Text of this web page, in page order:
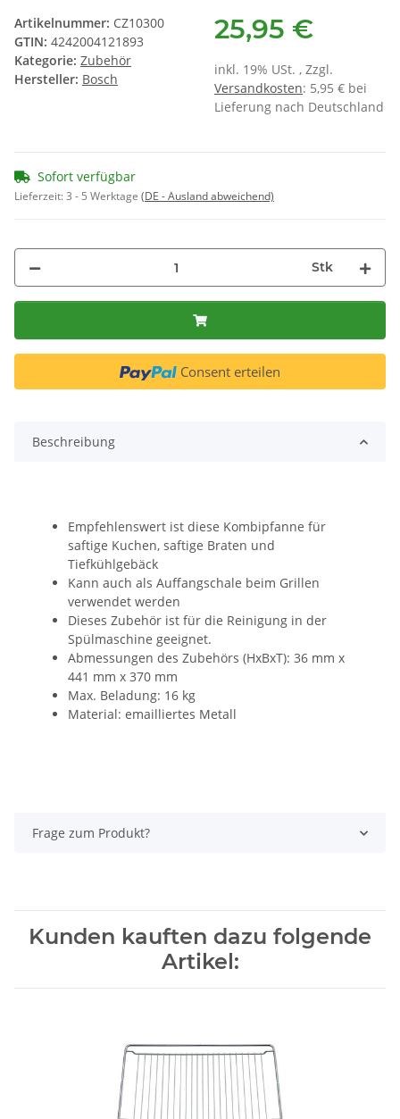
Artikelnummer: CZ10300
GTIN: 4242004121893
Kategorie: Zubehör
Hersteller: Bosch
25,95 €
inkl. 19% USt. , Zzgl.
Versandkosten: 5,95 € bei
Lieferung nach Deutschland
Sofort verfügbar
Lieferzeit:3 - 5 Werktage (DE - Ausland abweichend)
Stk
Consent erteilen
Beschreibung
Empfehlenswert ist diese Kombipfanne für
saftige Kuchen, saftige Braten und
Tiefkühlgebäck
Kann auch als Auffangschale beim Grillen
verwendet werden
Dieses Zubehör ist für die Reinigung in der
Spülmaschine geeignet.
Abmessungen des Zubehörs (HxBxT): 36 mm x
441 mm x 370 mm
Max. Beladung: 16 kg
Material: emailliertes Metall
Frage zum Produkt?
Kunden kauften dazu folgende
Artikel: